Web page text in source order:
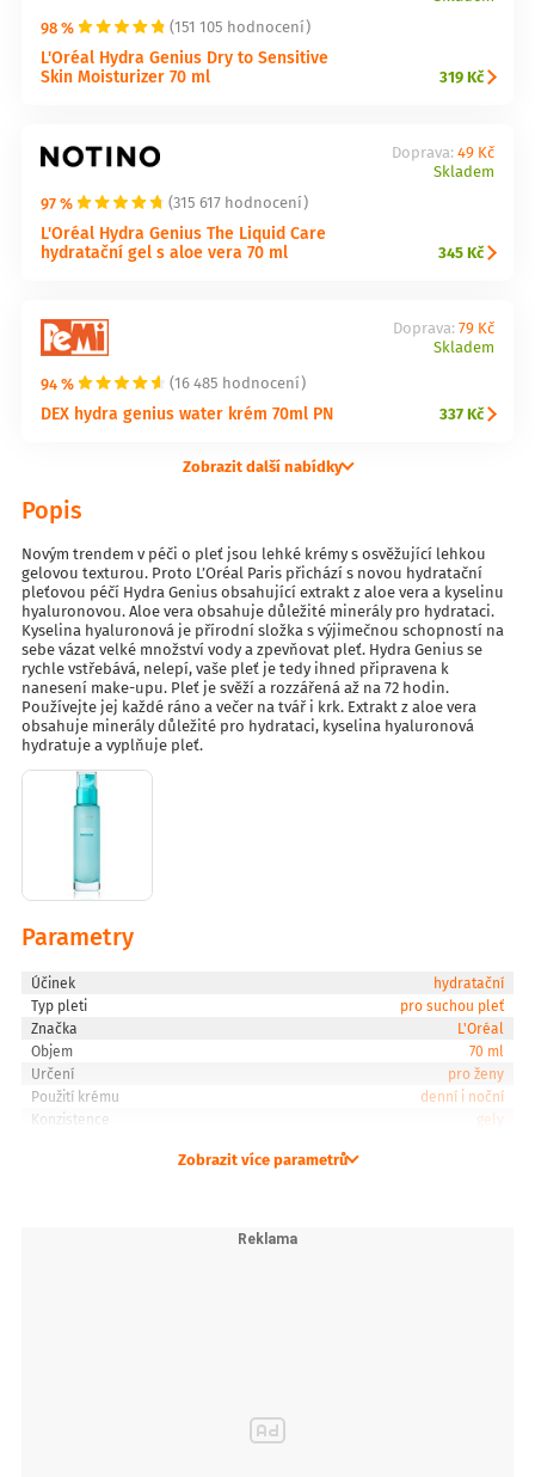
98 % (151 105 hodnocení)
L'Oréal Hydra Genius Dry to Sensitive
Skin Moisturizer 70 ml 319 Kč
97 % (315 617 hodnocení)
L'Oréal Hydra Genius The Liquid Care
hydratační gel s aloe vera 70 ml
Doprava: 49 Kč
Skladem
345 Kč
94 % (16 485 hodnocení)
DEX hydra genius water krém 70ml PN
Doprava: 79 Kč
Skladem
337 Kč
Zobrazit další nabídky
Popis
Novým trendem v péči o pleť jsou lehké krémy s osvěžující lehkou
gelovou texturou. Proto L’Oréal Paris přichází s novou hydratační
pleťovou péčí Hydra Genius obsahující extrakt z aloe vera a kyselinu
hyaluronovou. Aloe vera obsahuje důležité minerály pro hydrataci.
Kyselina hyaluronová je přírodní složka s výjimečnou schopností na
sebe vázat velké množství vody a zpevňovat pleť. Hydra Genius se
rychle vstřebává, nelepí, vaše pleť je tedy ihned připravena k
nanesení make-upu. Pleť je svěží a rozzářená až na 72 hodin.
Používejte jej každé ráno a večer na tvář i krk. Extrakt z aloe vera
obsahuje minerály důležité pro hydrataci, kyselina hyaluronová
hydratuje a vyplňuje pleť.
Parametry
Účinek
hydratační
Typ pleti
pro suchou pleť
Značka
L'Oréal
Objem
70 ml
Určení
pro ženy
Použití krému
denní i noční
Konzistence
gely
Zobrazit více parametrů